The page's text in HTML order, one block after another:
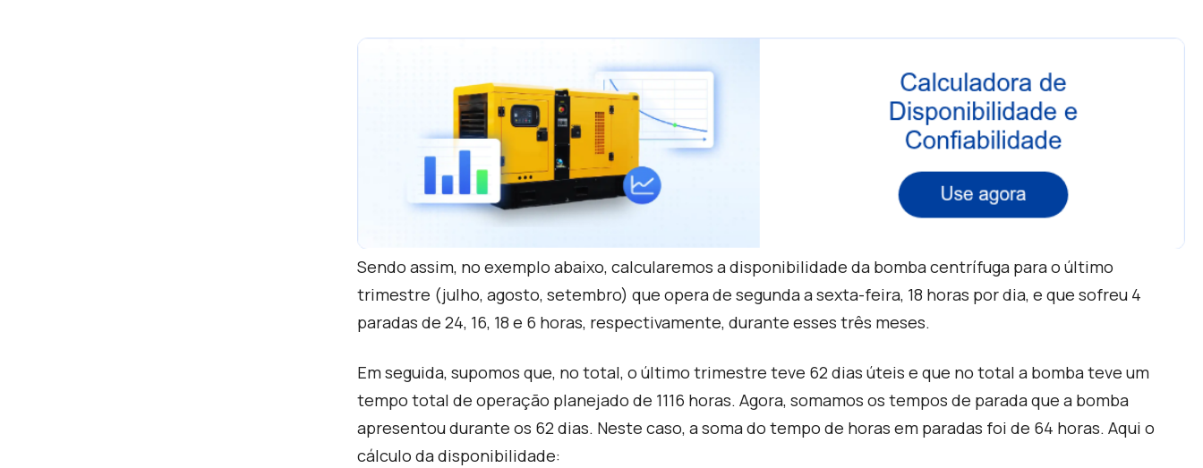
Sendo assim, no exemplo abaixo, calcularemos a disponibilidade da bomba centrífuga para o último
trimestre (julho, agosto, setembro) que opera de segunda a sexta-feira, 18 horas por dia, e que sofreu 4
paradas de 24, 16, 18 e 6 horas, respectivamente, durante esses três meses.
Em seguida, supomos que, no total, o último trimestre teve 62 dias úteis e que no total a bomba teve um
tempo total de operação planejado de 1116 horas. Agora, somamos os tempos de parada que a bomba
apresentou durante os 62 dias. Neste caso, a soma do tempo de horas em paradas foi de 64 horas. Aqui o
cálculo da disponibilidade: